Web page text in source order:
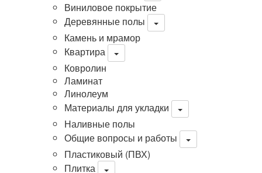
Виниловое покрытие
Деревянные полы
Камень и мрамор
Квартира
Ковролин
Ламинат
Линолеум
Материалы для укладки
Наливные полы
Общие вопросы и работы
Пластиковый (ПВХ)
Плитка